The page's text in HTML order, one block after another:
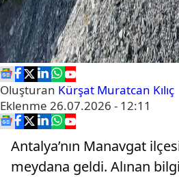
Oluşturan Kürşat Muratcan Kılıç
Eklenme 26.07.2026 - 12:11
Antalya’nın Manavgat
meydana geldi. Alınan